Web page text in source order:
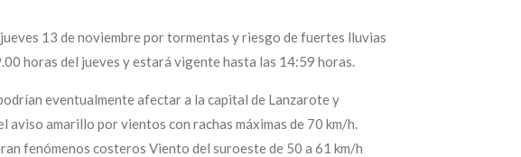
13 de noviembre por tormentas y riesgo de fuertes lluvias
horas del jueves y estará vigente hasta las 14:59 horas.
eventualmente afectar a la capital de Lanzarote y
amarillo por vientos con rachas máximas de 70 km/h.
fenómenos costeros Viento del suroeste de 50 a 61 km/h